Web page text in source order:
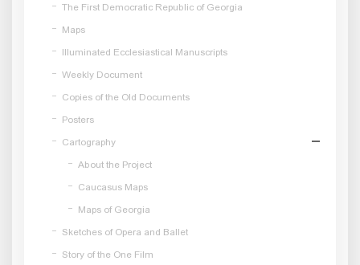
The First Democratic Republic of Georgia
Maps
Illuminated Ecclesiastical Manuscripts
Weekly Document
Copies of the Old Documents
Posters
Cartography
About the Project
Caucasus Maps
Maps of Georgia
Sketches of Opera and Ballet
Story of the One Film